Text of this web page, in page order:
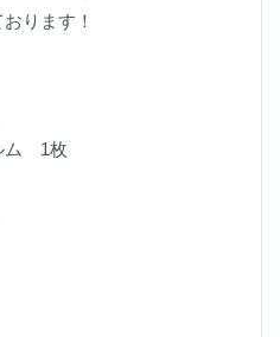
ります！
ム 1枚